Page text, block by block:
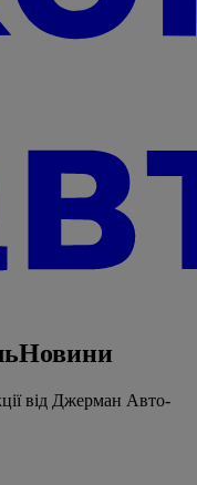
Новини
від Джерман Авто-